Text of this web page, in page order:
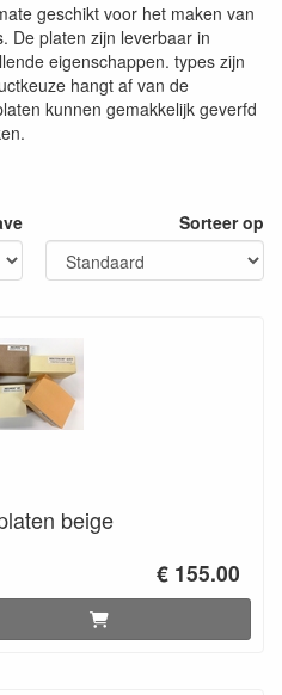
geschikt voor het maken van
De platen zijn leverbaar in
eigenschappen. types zijn
hangt af van de
kunnen gemakkelijk geverfd
Sorteer op
beige
€ 155.00